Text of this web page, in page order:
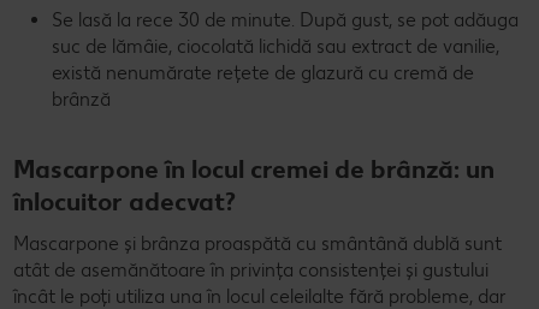
Se lasă la rece 30 de minute. După gust, se pot adăuga
suc de lămâie, ciocolată lichidă sau extract de vanilie,
există nenumărate rețete de glazură cu cremă de
brânză
Mascarpone în locul cremei de brânză: un
înlocuitor adecvat?
Mascarpone și brânza proaspătă cu smântână dublă sunt
atât de asemănătoare în privința consistenței și gustului
încât le poți utiliza una în locul celeilalte fără probleme, dar